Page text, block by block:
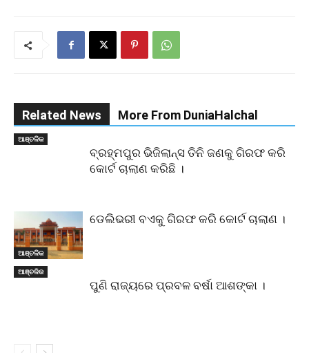
Related News More From DuniaHalchal
ଆଞ୍ଚଳିକ
ବ୍ରହ୍ମପୁର ଭିଜିଲାନ୍ସ ତିନି ଜଣକୁ ଗିରଫ କରି
କୋର୍ଟ ଚାଲାଣ କରିଛି ।
ଆଞ୍ଚଳିକ
ଡେଲିଭରୀ ବଏକୁ ଗିରଫ କରି କୋର୍ଟ ଚାଲାଣ ।
ଆଞ୍ଚଳିକ
ପୁଣି ରାଜ୍ୟରେ ପ୍ରବଳ ବର୍ଷା ଆଶଙ୍କା ।